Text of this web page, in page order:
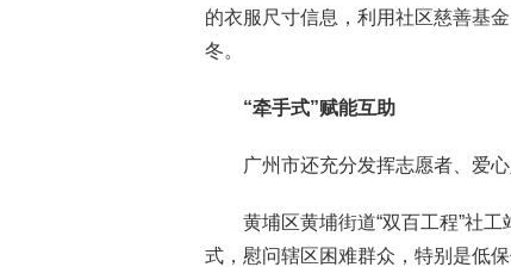
的衣服尺寸信息，利用社区慈善基
冬。
“牵手式”赋能互助
广州市还充分发挥志愿者、爱
黄埔区黄埔街道“双百工程”社
式，慰问辖区困难群众，特别是低